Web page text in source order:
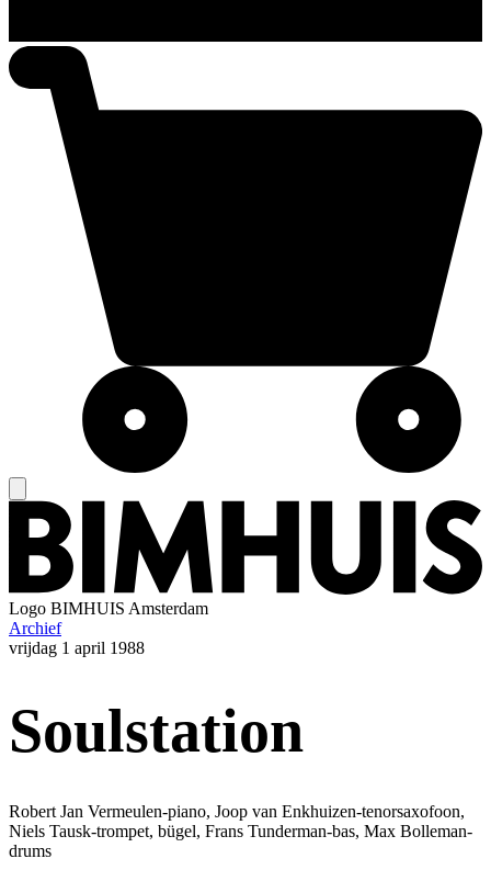
Logo BIMHUIS Amsterdam
Archief
vrijdag 1 april 1988
Soulstation
Robert Jan Vermeulen-piano, Joop van Enkhuizen-tenorsaxofoon,
Niels Tausk-trompet, bügel, Frans Tunderman-bas, Max Bolleman-
drums